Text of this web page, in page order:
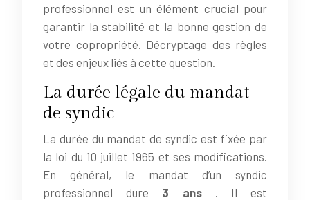
professionnel est un élément crucial pour
garantir la stabilité et la bonne gestion de
votre copropriété. Décryptage des règles
et des enjeux liés à cette question.
La durée légale du mandat
de syndic
La durée du mandat de syndic est fixée par
la loi du 10 juillet 1965 et ses modifications.
En général, le mandat d’un syndic
professionnel dure 3 ans
. Il est